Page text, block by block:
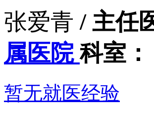
张爱青 / 主任
属医院科室：
暂无就医经验